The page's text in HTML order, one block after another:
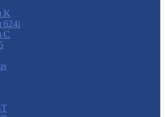
K
624i
С